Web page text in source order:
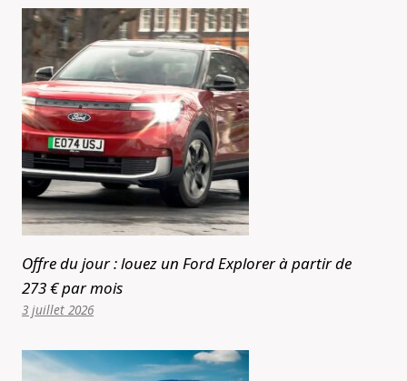
Offre du jour : louez un Ford Explorer à partir de
273 € par mois
3 juillet 2026